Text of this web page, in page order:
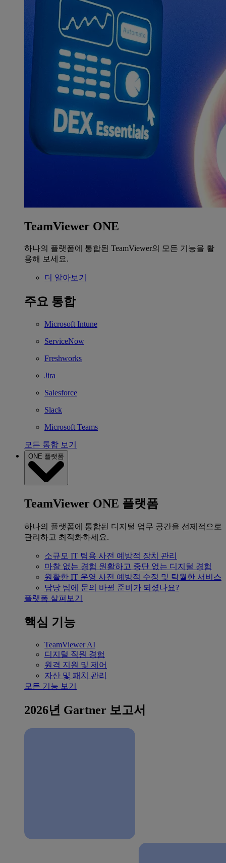
TeamViewer ONE
하나의 플랫폼에 통합된 TeamViewer의 모든 기능을 활
용해 보세요.
더 알아보기
주요 통합
Microsoft Intune
ServiceNow
Freshworks
Jira
Salesforce
Slack
Microsoft Teams
모든 통합 보기
ONE 플랫폼
TeamViewer ONE 플랫폼
하나의 플랫폼에 통합된 디지털 업무 공간을 선제적으로
관리하고 최적화하세요.
소규모 IT 팀용 사전 예방적 장치 관리
마찰 없는 경험 원활하고 중단 없는 디지털 경험
원활한 IT 운영 사전 예방적 수정 및 탁월한 서비스
담당 팀에 문의 바뀔 준비가 되셨나요?
플랫폼 살펴보기
핵심 기능
TeamViewer AI
디지털 직원 경험
원격 지원 및 제어
자산 및 패치 관리
모든 기능 보기
2026년 Gartner 보고서